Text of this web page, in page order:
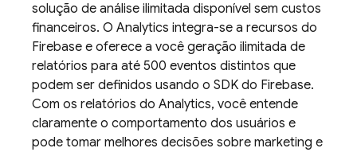
solução de análise ilimitada disponível sem custos
financeiros. O Analytics integra-se a recursos do
Firebase e oferece a você geração ilimitada de
relatórios para até 500 eventos distintos que
podem ser definidos usando o SDK do Firebase.
Com os relatórios do Analytics, você entende
claramente o comportamento dos usuários e
pode tomar melhores decisões sobre marketing e